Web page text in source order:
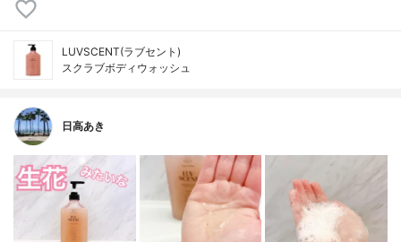
LUVSCENT(ラブセント)
スクラブボディウォッシュ
日高あき